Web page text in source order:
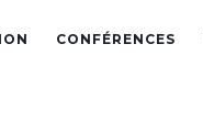
CONFÉRENCES